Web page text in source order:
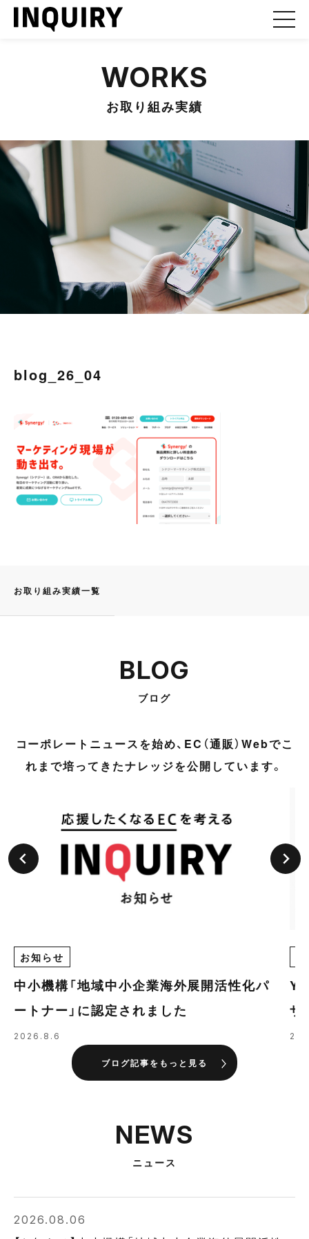
WORKS
お取り組み実績
blog_26_04
お取り組み実績一覧
BLOG
ブログ
コーポレートニュースを始め、EC（通販）Webでこ
れまで培ってきたナレッジを公開しています。
お知らせ
中小機構「地域中小企業海外展開活性化パ
ートナー」に認定されました
2026.8.6
ザ
の
ブログ記事をもっと見る
NEWS
ニュース
2026.08.06